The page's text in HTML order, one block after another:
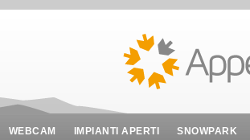
WEBCAM IMPIANTI APERTI SNOWPARK